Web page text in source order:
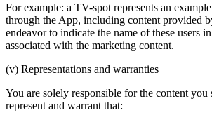
For example: a TV-spot represents an
through the App, including content provided
endeavor to indicate the name of these users
associated with the marketing content.
(v) Representations and warranties
You are solely responsible for the content you
represent and warrant that: